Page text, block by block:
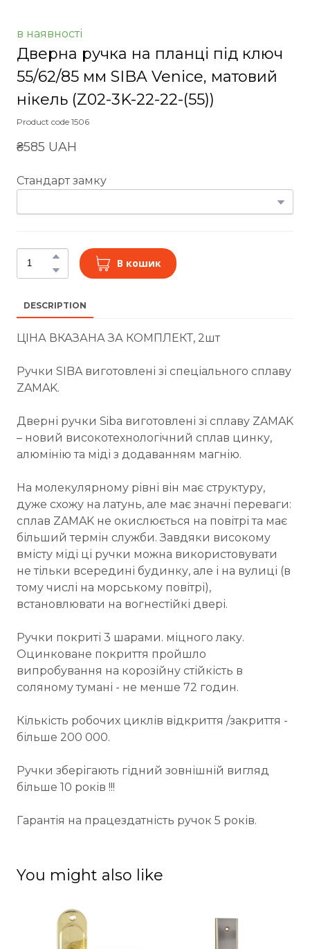
в наявності
Дверна ручка на планці під ключ
55/62/85 мм SIBA Venice, матовий
нікель (Z02-3K-22-22-(55))
Product code 1506
₴585 UAH
Стандарт замку
В кошик
DESCRIPTION
ЦІНА ВКАЗАНА ЗА КОМПЛЕКТ, 2шт
Ручки SIBA виготовлені зі спеціального сплаву
ZAMAK.
Дверні ручки Siba виготовлені зі сплаву ZAMAK
– новий високотехнологічний сплав цинку,
алюмінію та міді з додаванням магнію.
На молекулярному рівні він має структуру,
дуже схожу на латунь, але має значні переваги:
сплав ZAMAK не окислюється на повітрі та має
більший термін служби. Завдяки високому
вмісту міді ці ручки можна використовувати
не тільки всередині будинку, але і на вулиці (в
тому числі на морському повітрі),
встановлювати на вогнестійкі двері.
Ручки покриті 3 шарами. міцного лаку.
Оцинковане покриття пройшло
випробування на корозійну стійкість в
соляному тумані - не менше 72 годин.
Кількість робочих циклів відкриття /закриття -
більше 200 000.
Ручки зберігають гідний зовнішній вигляд
більше 10 років !!!
Гарантія на працездатність ручок 5 років.
You might also like